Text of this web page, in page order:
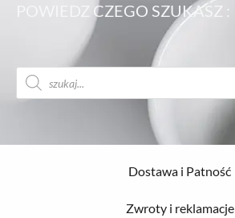
POWIEDZ CZEGO SZUKASZ :
Wyszukiwarka
produktów
Dostawa i Patność
Zwroty i reklamacje